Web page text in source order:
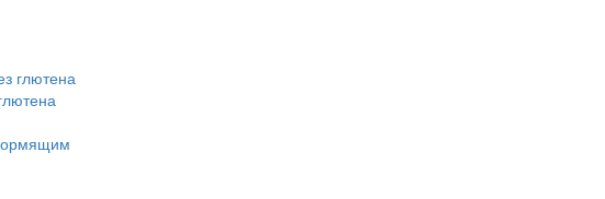
глютена